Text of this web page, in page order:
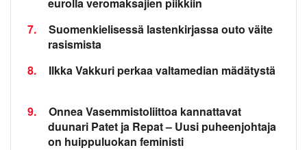
7.
Suomenkielisessä lastenkirjassa outo väite
rasismista
8.
Ilkka Vakkuri perkaa valtamedian mädätystä
9.
Onnea Vasemmistoliittoa kannattavat
duunari Patet ja Repat – Uusi puheenjohtaja
on huippuluokan feministi